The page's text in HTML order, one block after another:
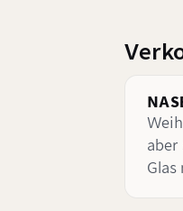
aber